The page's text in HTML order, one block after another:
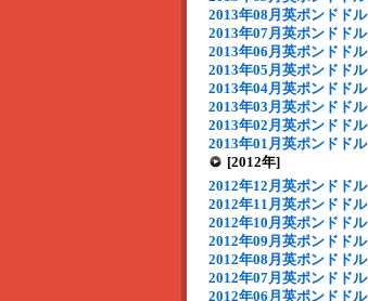
2013年08月英ポンドドル
2013年07月英ポンドドル
2013年06月英ポンドドル
2013年05月英ポンドドル
2013年04月英ポンドドル
2013年03月英ポンドドル
2013年02月英ポンドドル
2013年01月英ポンドドル
[2012年]
2012年12月英ポンドドル
2012年11月英ポンドドル
2012年10月英ポンドドル
2012年09月英ポンドドル
2012年08月英ポンドドル
2012年07月英ポンドドル
2012年06月英ポンドドル